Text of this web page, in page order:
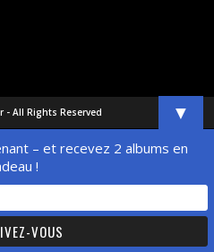
- All Rights Reserved ▼
– et recevez 2 albums en
!